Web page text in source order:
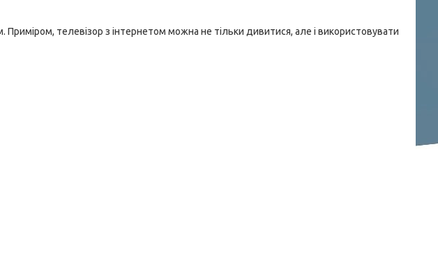
телевізор з інтернетом можна не тільки дивитися, але і використовувати